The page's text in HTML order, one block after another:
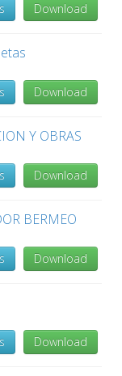
Download
Download
Y OBRAS
Download
BERMEO
Download
Download